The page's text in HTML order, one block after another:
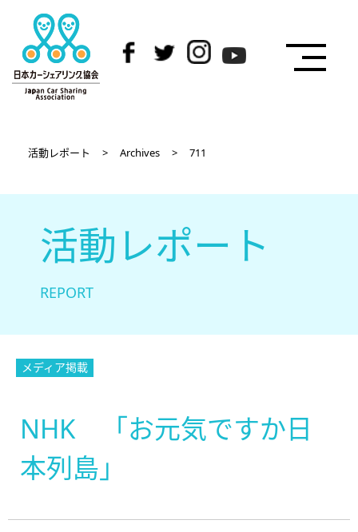
活動レポート > Archives > 711
活動レポート
REPORT
メディア掲載
NHK 「お元気ですか日
本列島」